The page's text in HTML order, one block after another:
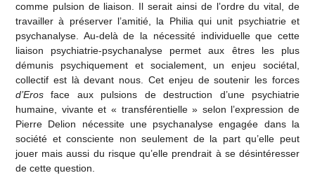
comme pulsion de liaison. Il serait ainsi de l’ordre du vital, de
travailler à préserver l’amitié, la Philia qui unit psychiatrie et
psychanalyse. Au-delà de la nécessité individuelle que cette
liaison psychiatrie-psychanalyse permet aux êtres les plus
démunis psychiquement et socialement, un enjeu sociétal,
collectif est là devant nous. Cet enjeu de soutenir les forces
d’Eros face aux pulsions de destruction d’une psychiatrie
humaine, vivante et « transférentielle » selon l’expression de
Pierre Delion nécessite une psychanalyse engagée dans la
société et consciente non seulement de la part qu’elle peut
jouer mais aussi du risque qu’elle prendrait à se désintéresser
de cette question.